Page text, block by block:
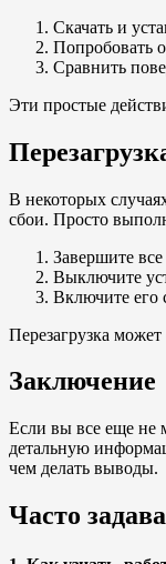
Скачать и
Попробовать
Сравнить
Эти простые
В некоторых
сбои. Просто
Завершите
Выключите
Включите его
Перезагрузка
Заключение
Если вы все еще не
детальную
чем делать выводы.
Часто